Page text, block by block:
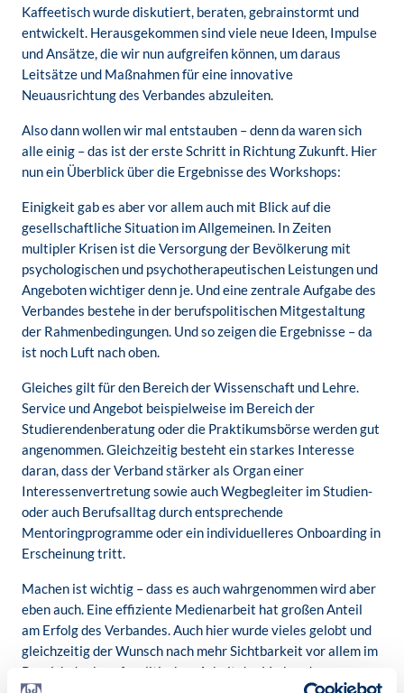
Kaffeetisch wurde diskutiert, beraten, gebrainstormt und
entwickelt. Herausgekommen sind viele neue Ideen, Impulse
und Ansätze, die wir nun aufgreifen können, um daraus
Leitsätze und Maßnahmen für eine innovative
Neuausrichtung des Verbandes abzuleiten.
Also dann wollen wir mal entstauben – denn da waren sich
alle einig – das ist der erste Schritt in Richtung Zukunft. Hier
nun ein Überblick über die Ergebnisse des Workshops:
Einigkeit gab es aber vor allem auch mit Blick auf die
gesellschaftliche Situation im Allgemeinen. In Zeiten
multipler Krisen ist die Versorgung der Bevölkerung mit
psychologischen und psychotherapeutischen Leistungen und
Angeboten wichtiger denn je. Und eine zentrale Aufgabe des
Verbandes bestehe in der berufspolitischen Mitgestaltung
der Rahmenbedingungen. Und so zeigen die Ergebnisse – da
ist noch Luft nach oben.
Gleiches gilt für den Bereich der Wissenschaft und Lehre.
Service und Angebot beispielweise im Bereich der
Studierendenberatung oder die Praktikumsbörse werden gut
angenommen. Gleichzeitig besteht ein starkes Interesse
daran, dass der Verband stärker als Organ einer
Interessenvertretung sowie auch Wegbegleiter im Studien-
oder auch Berufsalltag durch entsprechende
Mentoringprogramme oder ein individuelleres Onboarding in
Erscheinung tritt.
Machen ist wichtig – dass es auch wahrgenommen wird aber
eben auch. Eine effiziente Medienarbeit hat großen Anteil
am Erfolg des Verbandes. Auch hier wurde vieles gelobt und
gleichzeitig der Wunsch nach mehr Sichtbarkeit vor allem im
Bereich der berufspolitischen Arbeit des Verbandes